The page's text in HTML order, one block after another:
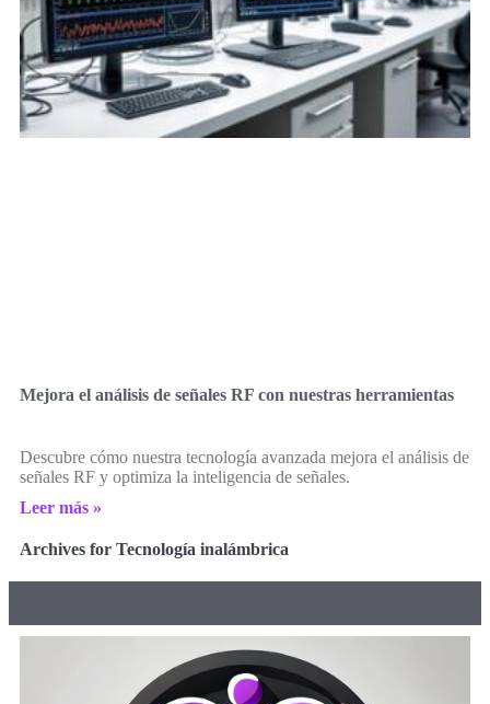
Mejora el análisis de señales RF con nuestras herramientas
Descubre cómo nuestra tecnología avanzada mejora el análisis de
señales RF y optimiza la inteligencia de señales.
Leer más »
Archives for Tecnología inalámbrica